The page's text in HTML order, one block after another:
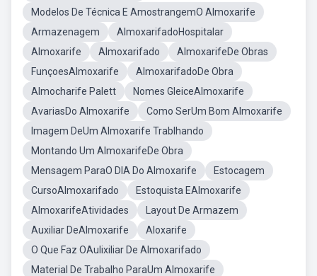
Modelos De Técnica E AmostrangemO Almoxarife
Armazenagem
AlmoxarifadoHospitalar
Almoxarife
Almoxarifado
AlmoxarifeDe Obras
FunçoesAlmoxarife
AlmoxarifadoDe Obra
Almocharife Palett
Nomes GleiceAlmoxarife
AvariasDo Almoxarife
Como SerUm Bom Almoxarife
Imagem DeUm Almoxarife Trablhando
Montando Um AlmoxarifeDe Obra
Mensagem ParaO DIA Do Almoxarife
Estocagem
CursoAlmoxarifado
Estoquista EAlmoxarife
AlmoxarifeAtividades
Layout De Armazem
Auxiliar DeAlmoxarife
Aloxarife
O Que Faz OAulixiliar De Almoxarifado
Material De Trabalho ParaUm Almoxarife